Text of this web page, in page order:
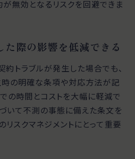
が無効となるリスクを回避できま
た際の影響を低減できる
トラブルが発生した場合でも、
の明確な条項や対応方法が記
の時間とコストを大幅に軽減で
いて不測の事態に備えた条文を
リスクマネジメントにとって重要